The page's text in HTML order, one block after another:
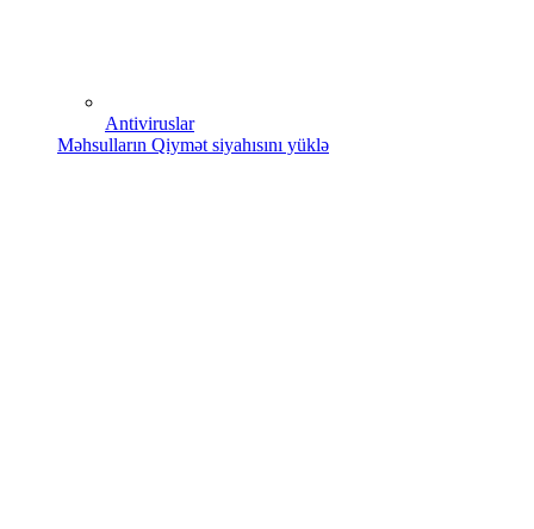
Antiviruslar
Məhsulların Qiymət siyahısını yüklə